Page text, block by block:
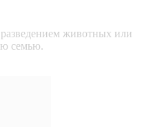
животных или
семью.